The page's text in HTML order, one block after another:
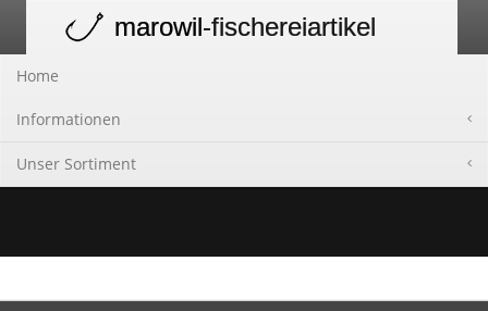
navigation
marowil-fischereiartikel
Home
Informationen
Unser Sortiment